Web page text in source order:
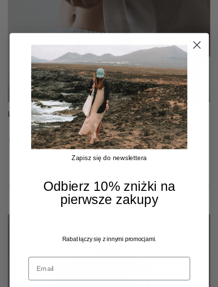
Lniane topy i koszulki
Odzież wełniana
Koszule flanelowe
PoprzedniNastępny
Małe kawałki, wielka zmiana.
Zobacz wszystko
Zapisz się do newslettera
Odbierz 10% zniżki na
pierwsze zakupy
Rabat łączy się z innymi promocjami.
Email